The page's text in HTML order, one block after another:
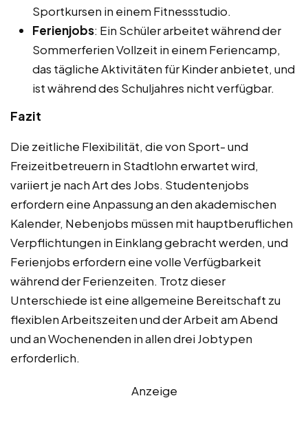
Sportkursen in einem Fitnessstudio.
Ferienjobs: Ein Schüler arbeitet während der
Sommerferien Vollzeit in einem Feriencamp,
das tägliche Aktivitäten für Kinder anbietet, und
ist während des Schuljahres nicht verfügbar.
Fazit
Die zeitliche Flexibilität, die von Sport- und
Freizeitbetreuern in Stadtlohn erwartet wird,
variiert je nach Art des Jobs. Studentenjobs
erfordern eine Anpassung an den akademischen
Kalender, Nebenjobs müssen mit hauptberuflichen
Verpflichtungen in Einklang gebracht werden, und
Ferienjobs erfordern eine volle Verfügbarkeit
während der Ferienzeiten. Trotz dieser
Unterschiede ist eine allgemeine Bereitschaft zu
flexiblen Arbeitszeiten und der Arbeit am Abend
und an Wochenenden in allen drei Jobtypen
erforderlich.
Anzeige